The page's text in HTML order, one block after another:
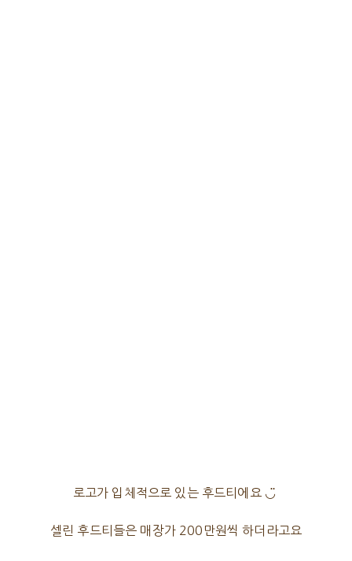
로고가 입체적으로 있는 후드티에요 ◡̈
셀린 후드티들은 매장가 200만원씩 하더라고요